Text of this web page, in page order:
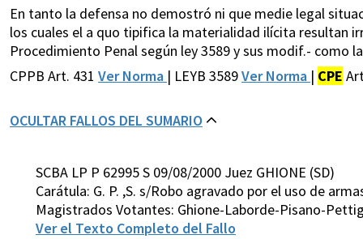
En tanto la defensa no demostró ni que medie legal
los cuales el a quo tipifica la materialidad ilícita resultan
Procedimiento Penal según ley 3589 y sus modif.- como
CPPB Art. 431 Ver Norma | LEYB 3589Ver Norma | CPE
OCULTAR FALLOS DEL SUMARIO
SCBA LP P 62995 S 09/08/2000 Juez GHIONE (SD)
Carátula: G. P. ,S. s/Robo agravado por el uso de
Magistrados Votantes: Ghione-Laborde-Pisano-
Ver el Texto Completo del Fallo